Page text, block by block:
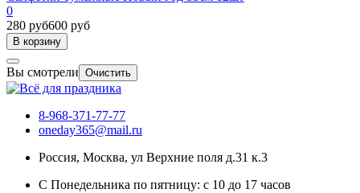
0
280 руб600 руб
В корзину
Вы смотрели Очистить
8-968-371-77-77
oneday365@mail.ru
Россия, Москва, ул Верхние поля д.31 к.3
С Понедельника по пятницу: с 10 до 17 часов